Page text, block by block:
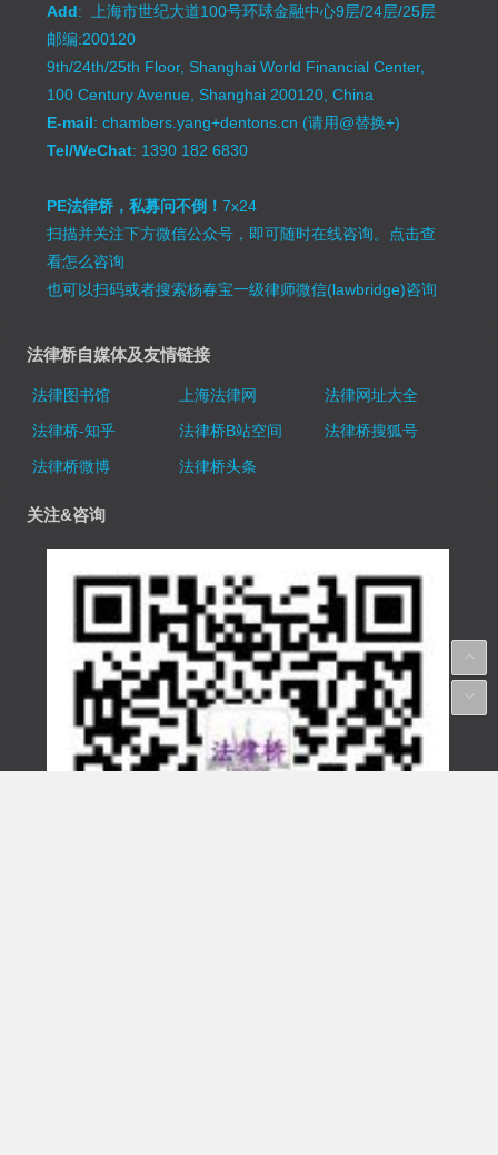
Add: 上海市世纪大道100号环球金融中心9层/24层/25层
邮编:200120
9th/24th/25th Floor, Shanghai World Financial Center,
100 Century Avenue, Shanghai 200120, China
E-mail: chambers.yang+dentons.cn (请用@替换+)
Tel/WeChat: 1390 182 6830
PE法律桥，私募问不倒！7x24
扫描并关注下方微信公众号，即可随时在线咨询。 点击查
看怎么咨询
也可以扫码或者搜索杨春宝一级律师微信(lawbridge)咨询
法律桥自媒体及友情链接
法律图书馆 上海法律网
法律网址大全
法律桥-知乎
法律桥B站空间
法律桥搜狐号
法律桥微博
法律桥头条
关注&咨询